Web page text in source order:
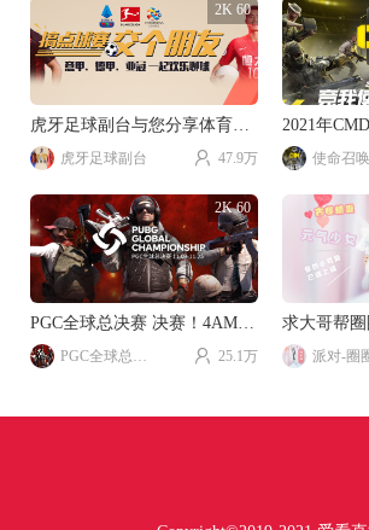
2K 60
虎牙足球副台与您分享体育游戏乐趣。
虎牙足球副台 47.9万
2K 60
PGC全球总决赛 决赛！4AM加油！！！
25.1万 派对-圈